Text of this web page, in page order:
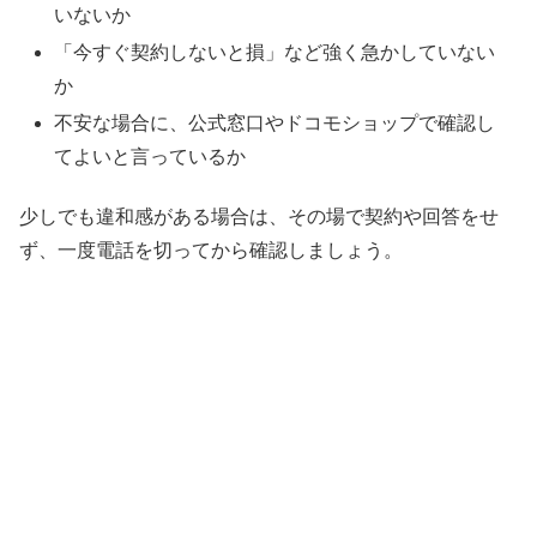
いないか
「今すぐ契約しないと損」など強く急かしていない
か
不安な場合に、公式窓口やドコモショップで確認し
てよいと言っているか
少しでも違和感がある場合は、その場で契約や回答をせ
ず、一度電話を切ってから確認しましょう。